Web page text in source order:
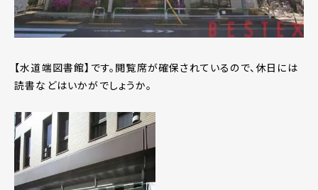
【水道端図書館】です。閲覧席が確保されているので、休日には
読書などはいかがでしょうか。